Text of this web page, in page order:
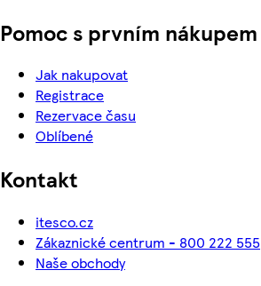
Pomoc s prvním nákupem
Jak nakupovat
Registrace
Rezervace času
Oblíbené
Kontakt
itesco.cz
Zákaznické centrum - 800 222 555
Naše obchody